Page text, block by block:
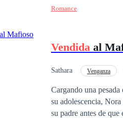
Romance
Vendida al
Sathara Venganza
Cargando una
su adolescencia,
su padre antes de que este